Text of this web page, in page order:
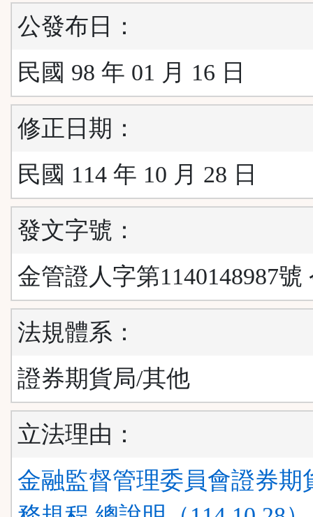
公發布日：
民國 98 年 01 月 16 日
修正日期：
民國 114 年 10 月 28 日
發文字號：
金管證人字第1140148987號
法規體系：
證券期貨局/其他
立法理由：
金融監督管理委員會證券期